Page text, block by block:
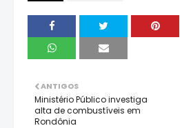
ANTIGOS
Ministério Público investiga
alta de combustíveis em
Rondônia